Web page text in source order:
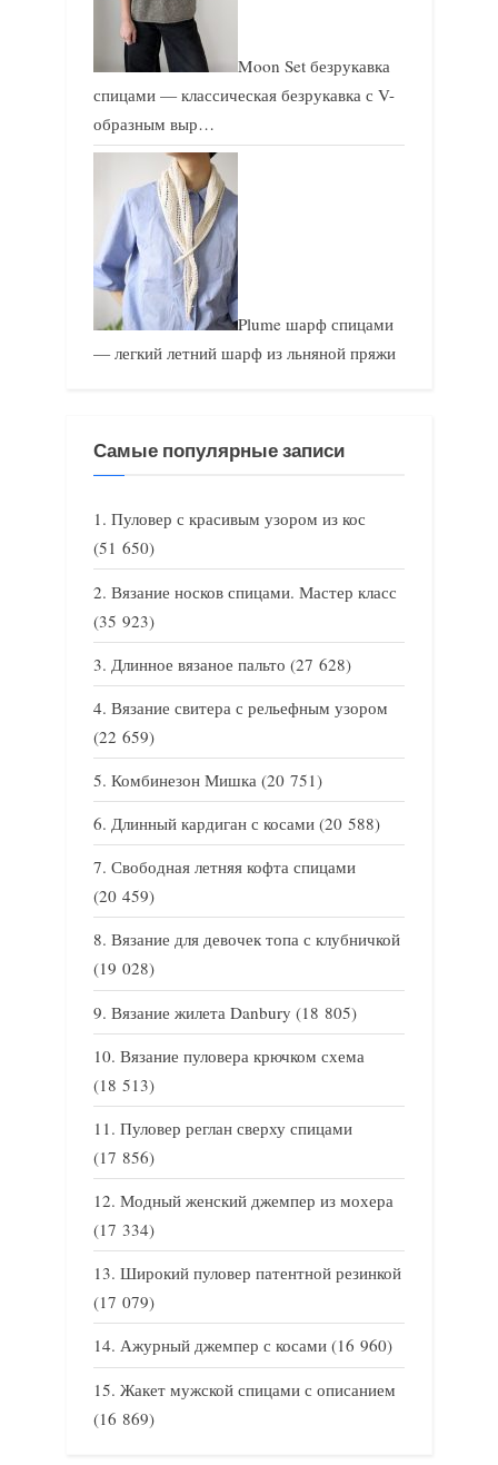
Moon Set безрукавка
спицами — классическая безрукавка с V-
образным выр…
Plume шарф спицами
— легкий летний шарф из льняной пряжи
Самые популярные записи
Пуловер с красивым узором из кос
(51 650)
Вязание носков спицами. Мастер класс
(35 923)
Длинное вязаное пальто (27 628)
Вязание свитера с рельефным узором
(22 659)
Комбинезон Мишка (20 751)
Длинный кардиган с косами (20 588)
Свободная летняя кофта спицами
(20 459)
Вязание для девочек топа с клубничкой
(19 028)
Вязание жилета Danbury (18 805)
Вязание пуловера крючком схема
(18 513)
Пуловер реглан сверху спицами
(17 856)
Модный женский джемпер из мохера
(17 334)
Широкий пуловер патентной резинкой
(17 079)
Ажурный джемпер с косами (16 960)
Жакет мужской спицами с описанием
(16 869)